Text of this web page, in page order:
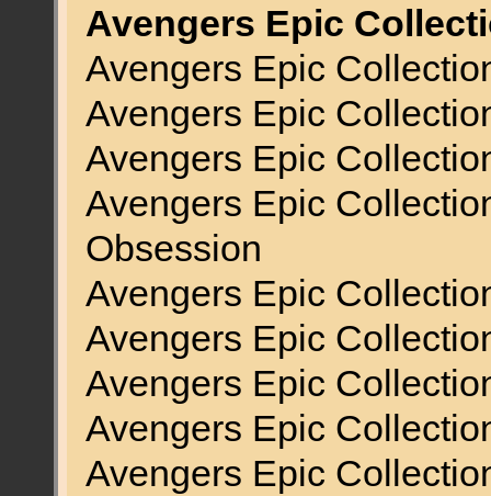
Avengers Epic
Avengers Epic
Avengers Epic
Avengers Epic
Avengers Epic
Obsession
Avengers Epic
Avengers Epic
Avengers Epic
Avengers Epic
Avengers Epic